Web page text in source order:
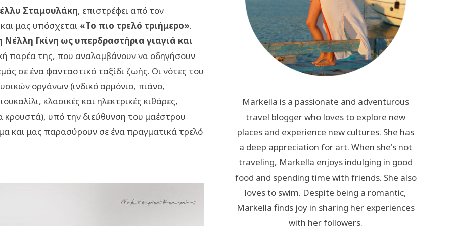
Σταμουλάκη, επιστρέφει από τον
μας υπόσχεται «Το πιο τρελό τριήμερο».
Γκίνη ως υπερδραστήρια γιαγιά και
παρέα της, που αναλαμβάνουν να οδηγήσουν
σε ένα φανταστικό ταξίδι ζωής. Οι νότες του
οργάνων (ινδικό αρμόνιο, πιάνο,
κλασικές και ηλεκτρικές κιθάρες,
κρουστά), υπό την διεύθυνση του μαέστρου
και μας παρασύρουν σε ένα πραγματικά τρελό
Markella is a passionate and adventurous
travel blogger who loves to explore new
places and experience new cultures. She has
a deep appreciation for art. When she's not
traveling, Markella enjoys indulging in good
food and spending time with friends. She also
loves to swim. Despite being a romantic,
Markella finds joy in sharing her experiences
with her followers.